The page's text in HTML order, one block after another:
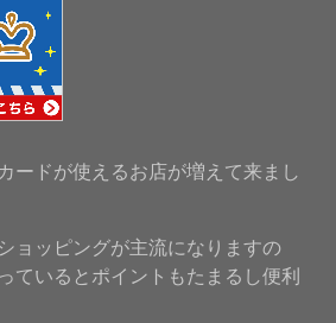
ードが使えるお店が増えて来まし
ョッピングが主流になりますの
ているとポイントもたまるし便利